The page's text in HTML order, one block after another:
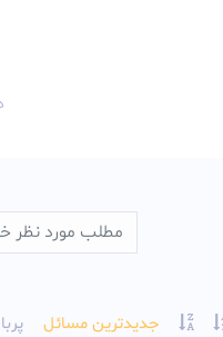
جدیدترین مسائل